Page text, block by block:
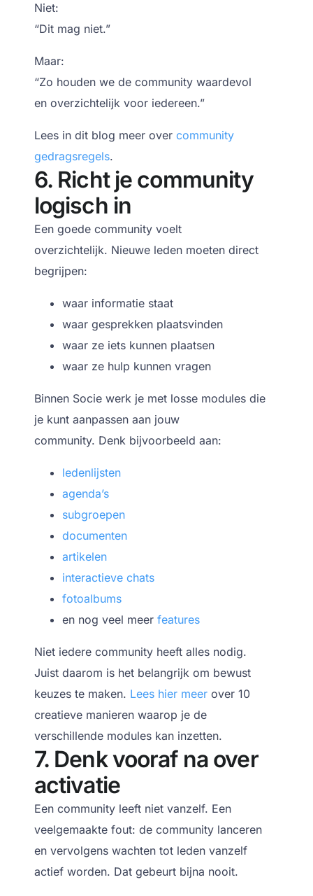
Niet:
“Dit mag niet.”
Maar:
“Zo houden we de community waardevol
en overzichtelijk voor iedereen.”
Lees in dit blog meer over community
gedragsregels.
6. Richt je community
logisch in
Een goede community voelt
overzichtelijk. Nieuwe leden moeten direct
begrijpen:
waar informatie staat
waar gesprekken plaatsvinden
waar ze iets kunnen plaatsen
waar ze hulp kunnen vragen
Binnen Socie werk je met losse modules die
je kunt aanpassen aan jouw
community. Denk bijvoorbeeld aan:
ledenlijsten
agenda’s
subgroepen
documenten
artikelen
interactieve chats
fotoalbums
en nog veel meer features
Niet iedere community heeft alles nodig.
Juist daarom is het belangrijk om bewust
keuzes te maken. Lees hier meerover 10
creatieve manieren waarop je de
verschillende modules kan inzetten.
7. Denk vooraf na over
activatie
Een community leeft niet vanzelf. Een
veelgemaakte fout: de community lanceren
en vervolgens wachten tot leden vanzelf
actief worden. Dat gebeurt bijna nooit.